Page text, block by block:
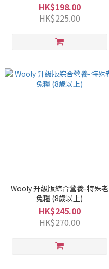
HK$198.00
HK$225.00
Wooly 升級版綜合營養-特殊老
兔糧 (8歲以上)
HK$245.00
HK$270.00